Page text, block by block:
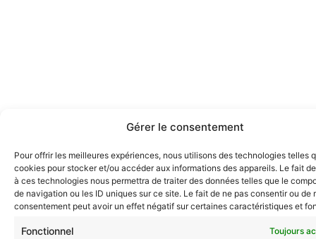
Gérer le consentement
Pour offrir les meilleures expériences, nous utilisons des technologies telles
cookies pour stocker et/ou accéder aux informations des appareils. Le fait
à ces technologies nous permettra de traiter des données telles que le
de navigation ou les ID uniques sur ce site. Le fait de ne pas consentir ou de
consentement peut avoir un effet négatif sur certaines caractéristiques et
Fonctionnel Toujours